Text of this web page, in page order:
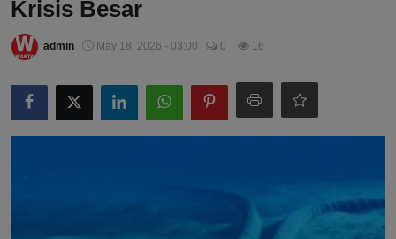
Krisis Besar
admin May 18, 2026 - 03:00 0 16